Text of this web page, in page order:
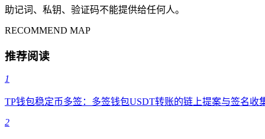
助记词、私钥、验证码不能提供给任何人。
RECOMMEND MAP
推荐阅读
1
TP钱包稳定币多签：多签钱包USDT转账的链上提案与签名收
2